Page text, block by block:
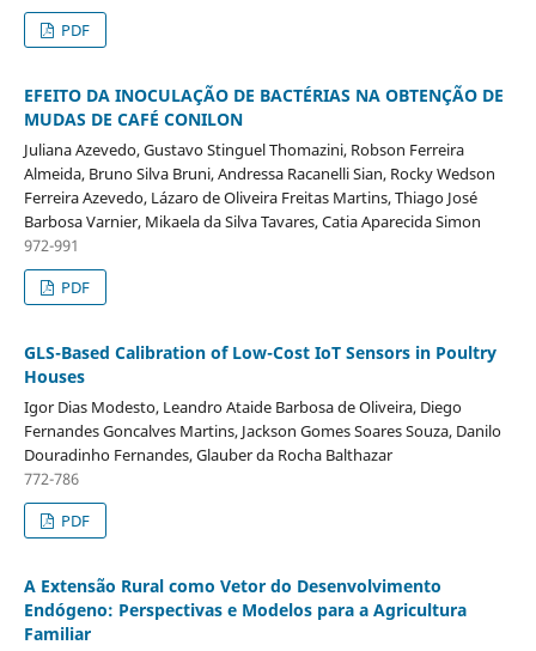
PDF
EFEITO DA INOCULAÇÃO DE BACTÉRIAS NA OBTENÇÃO DE
MUDAS DE CAFÉ CONILON
Juliana Azevedo, Gustavo Stinguel Thomazini, Robson Ferreira
Almeida, Bruno Silva Bruni, Andressa Racanelli Sian, Rocky Wedson
Ferreira Azevedo, Lázaro de Oliveira Freitas Martins, Thiago José
Barbosa Varnier, Mikaela da Silva Tavares, Catia Aparecida Simon
972-991
PDF
GLS-Based Calibration of Low-Cost IoT Sensors in Poultry
Houses
Igor Dias Modesto, Leandro Ataide Barbosa de Oliveira, Diego
Fernandes Goncalves Martins, Jackson Gomes Soares Souza, Danilo
Douradinho Fernandes, Glauber da Rocha Balthazar
772-786
PDF
A Extensão Rural como Vetor do Desenvolvimento
Endógeno: Perspectivas e Modelos para a Agricultura
Familiar